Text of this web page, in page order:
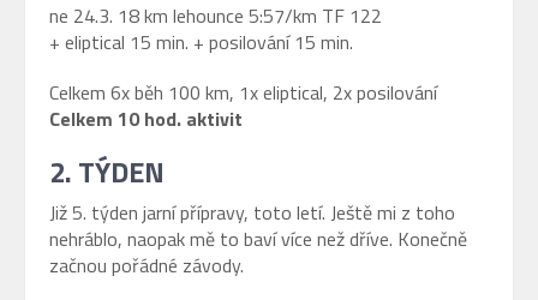
ne 24.3. 18 km lehounce 5:57/km TF 122
+ eliptical 15 min. + posilování 15 min.
Celkem 6x běh 100 km, 1x eliptical, 2x posilování
Celkem 10 hod. aktivit
2. TÝDEN
Již 5. týden jarní přípravy, toto letí. Ještě mi z toho
nehráblo, naopak mě to baví více než dříve. Konečně
začnou pořádné závody.